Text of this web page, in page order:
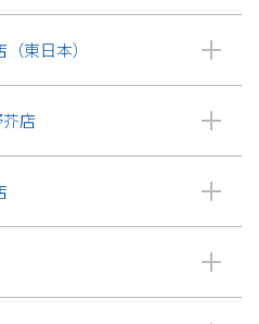
東日本）
店